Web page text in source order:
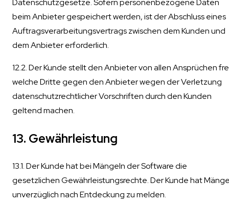
beim Anbieter gespeichert werden, ist der Abschluss eines
Auftragsverarbeitungsvertrags zwischen dem Kunden und
dem Anbieter erforderlich.
12.2. Der Kunde stellt den Anbieter von allen Ansprüchen
welche Dritte gegen den Anbieter wegen der Verletzung
datenschutzrechtlicher Vorschriften durch den Kunden
geltend machen.
13. Gewährleistung
13.1. Der Kunde hat bei Mängeln der Software die
gesetzlichen Gewährleistungsrechte. Der Kunde hat
unverzüglich nach Entdeckung zu melden.